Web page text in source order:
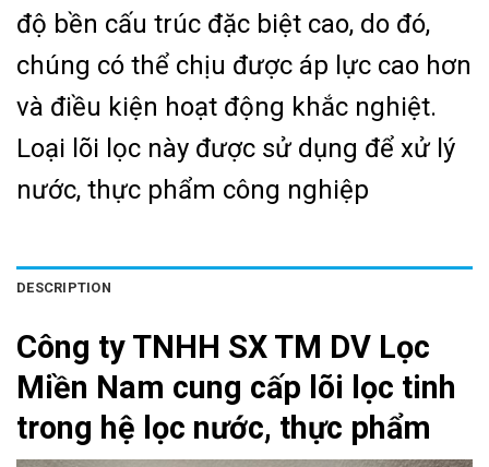
độ bền cấu trúc đặc biệt cao, do đó,
chúng có thể chịu được áp lực cao hơn
và điều kiện hoạt động khắc nghiệt.
Loại lõi lọc này được sử dụng để xử lý
nước, thực phẩm công nghiệp
DESCRIPTION
Công ty TNHH SX TM DV Lọc
Miền Nam cung cấp lõi lọc tinh
trong hệ lọc nước, thực phẩm